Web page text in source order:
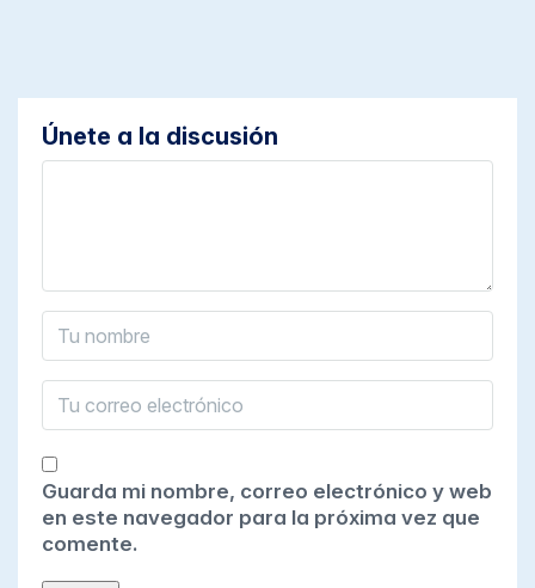
Únete a la discusión
Guarda mi nombre, correo electrónico y web
en este navegador para la próxima vez que
comente.